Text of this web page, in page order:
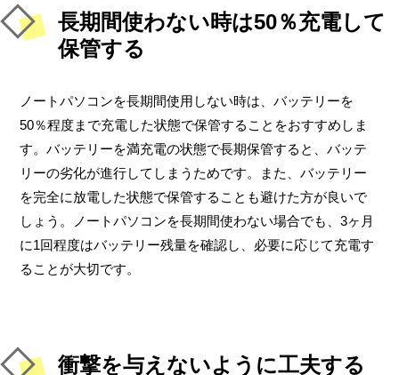
長期間使わない時は50％充電して
保管する
ノートパソコンを長期間使用しない時は、バッテリーを
50％程度まで充電した状態で保管することをおすすめしま
す。バッテリーを満充電の状態で長期保管すると、バッテ
リーの劣化が進行してしまうためです。また、バッテリー
を完全に放電した状態で保管することも避けた方が良いで
しょう。ノートパソコンを長期間使わない場合でも、3ヶ月
に1回程度はバッテリー残量を確認し、必要に応じて充電す
ることが大切です。
衝撃を与えないように工夫する